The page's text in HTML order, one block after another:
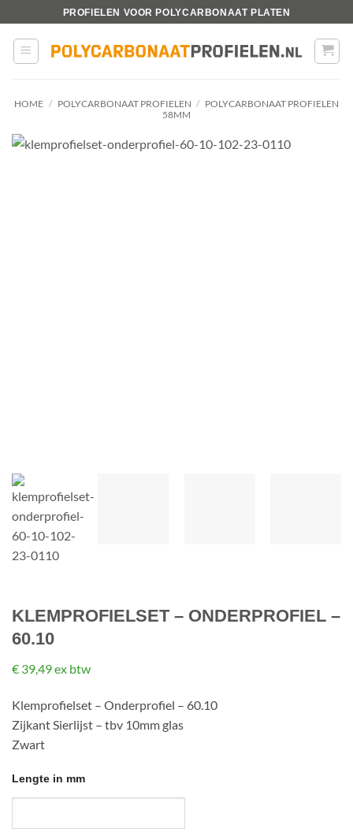
naar
inhoud
PROFIELEN VOOR POLYCARBONAAT PLATEN
HOME / POLYCARBONAAT PROFIELEN / POLYCARBONAAT PROFIELEN
58MM
KLEMPROFIELSET – ONDERPROFIEL –
60.10
€ 39,49ex btw
Klemprofielset – Onderprofiel – 60.10
Zijkant Sierlijst – tbv 10mm glas
Zwart
Lengte in mm